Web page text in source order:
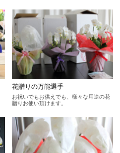
花贈りの万能選手
お祝いでもお供えでも、様々な用途の花
贈りお使い頂けます。